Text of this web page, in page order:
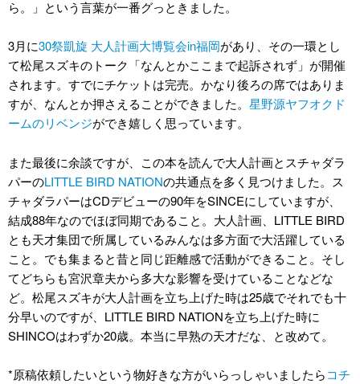
ら。」という言葉が一番グっときました。
3月に30祭凱旋 大人計画大博覧会in福岡があり、その一環とし
て松尾スズキのトーク「なんとかここまで起訴されず」が開催
されます。すでにチケットは完売。かなり後ろの席ではありま
すが、なんとか押さえることができました。 星野源ヤフオクド
ームのリベンジができ嬉しく思っています。
また最後に余談ですが、この本を読んで大人計画とスチャダラ
パーのLITTLE BIRD NATIONの共通点を多く見つけました。ス
チャダラパーはCDデビューの90年をSINCEにしていますが、
結成88年なのでほぼ同期であること。大人計画、LITTLE BIRD
とも天才集団で所属しているみんなは多方面で大活躍している
こと。でも集まると昔と同じ距離感で活動ができること。そし
てどちらも宮沢章夫から多大な影響を受けていることなどな
ど。松尾スズキが大人計画を立ち上げた時は25歳でそれでも十
分早いのですが、LITTLE BIRD NATIONを立ち上げた時に
SHINCOはわずか20歳。本当に早熟の天才だな、と改めて。
*原稿依頼したいという物好きな方がいらっしゃいましたらコチ